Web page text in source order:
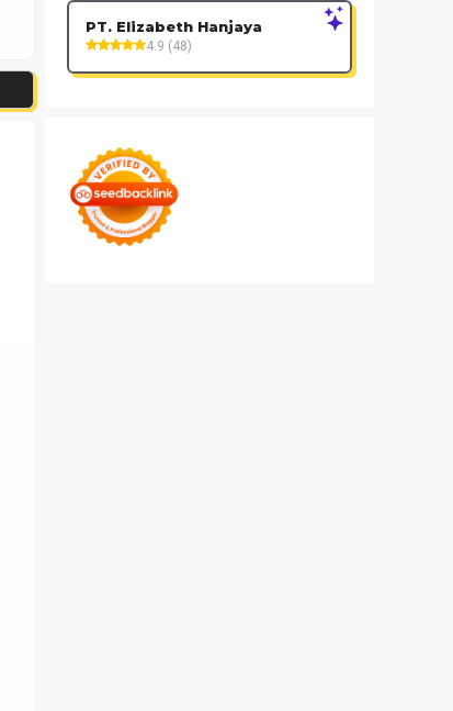
PT. Elizabeth Hanjaya
4.9 (48)